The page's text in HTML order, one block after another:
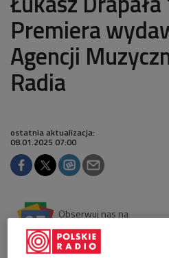
Premiera
Agencji
Radia
ostatnia aktualizacja:
08.01.2025 07:00
Obserwuj nas na
Jeśli karnawał, to… szybciej,